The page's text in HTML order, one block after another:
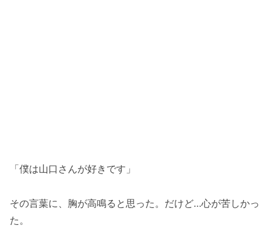
「僕は山口さんが好きです」
その言葉に、胸が高鳴ると思った。だけど…心が苦しかっ
た。